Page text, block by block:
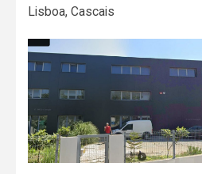
Lisboa,Cascais